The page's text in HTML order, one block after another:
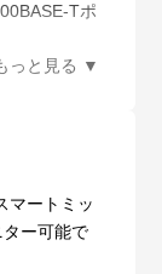
Tポ
自 機 お
出した際
と光ポー
出した際
します。
の設定
マートミッ
ー可能で